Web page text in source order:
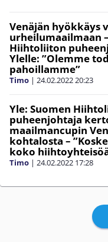
Venäjän hyökkäys
urheilumaailmaan
Hiihtoliiton
Ylelle: ”Olemme
pahoillamme”
Timo | 24.02.202220:23
Yle: Suomen
puheenjohtaja
maailmancupin
kohtalosta –
koko
Timo | 24.02.2022 17:28